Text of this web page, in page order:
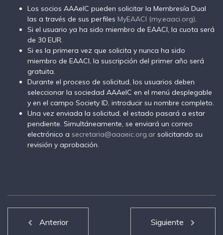
Los socios AAAeIC pueden solicitar la Membresía Dual
las a través de sus perfiles MyEAACI (my.eaaci.org).
Si el usuario ya ha sido miembro de EAACI, la cuota será
de 30 EUR.
Si es la primera vez que solicita y nunca ha sido
miembro de EAACI, la suscripción del primer año será
gratuita.
Durante el proceso de solicitud, los usuarios deben
seleccionar la sociedad AAAeIC en el menú desplegable
y en el campo Society ID, introducir su nombre completo.
Una vez enviada la solicitud, el estado pasará a estar
pendiente. Simultáneamente, se enviará un correo
electrónico a secretaria@aaaeic.org.ar solicitando su
revisión y aprobación.
Anterior Siguiente